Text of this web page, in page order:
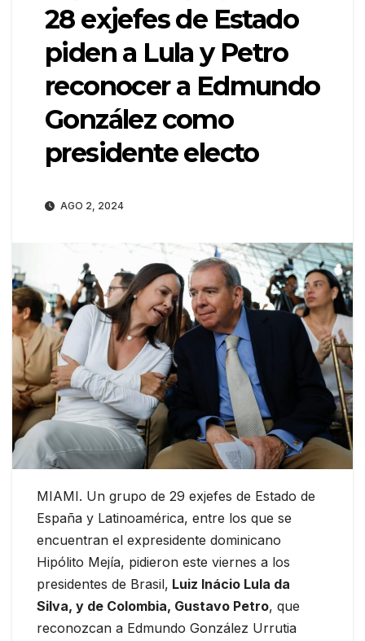
28 exjefes de Estado
piden a Lula y Petro
reconocer a Edmundo
González como
presidente electo
AGO 2, 2024
MIAMI. Un grupo de 29 exjefes de Estado de
España y Latinoamérica, entre los que se
encuentran el expresidente dominicano
Hipólito Mejía, pidieron este viernes a los
presidentes de Brasil, Luiz Inácio Lula da
Silva, y de Colombia, Gustavo Petro, que
reconozcan a Edmundo González Urrutia